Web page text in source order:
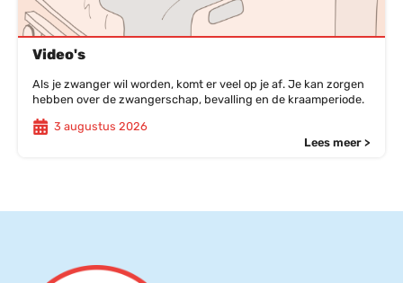
Video's
Als je zwanger wil worden, komt er veel op je af. Je kan zorgen
hebben over de zwangerschap, bevalling en de kraamperiode.
3 augustus 2026
Lees meer >